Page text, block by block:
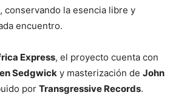
conservando la esencia libre y
encuentro.
Express, el proyecto cuenta con
Sedgwick y masterización de John
por Transgressive Records.